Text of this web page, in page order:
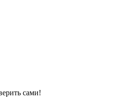
сами!